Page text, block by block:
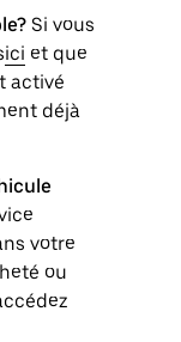
Si vous
ici et que
activé
déjà
votre
ou